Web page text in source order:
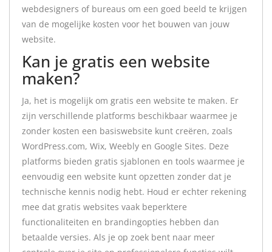
webdesigners of bureaus om een goed beeld te krijgen
van de mogelijke kosten voor het bouwen van jouw
website.
Kan je gratis een website
maken?
Ja, het is mogelijk om gratis een website te maken. Er
zijn verschillende platforms beschikbaar waarmee je
zonder kosten een basiswebsite kunt creëren, zoals
WordPress.com, Wix, Weebly en Google Sites. Deze
platforms bieden gratis sjablonen en tools waarmee je
eenvoudig een website kunt opzetten zonder dat je
technische kennis nodig hebt. Houd er echter rekening
mee dat gratis websites vaak beperktere
functionaliteiten en brandingopties hebben dan
betaalde versies. Als je op zoek bent naar meer